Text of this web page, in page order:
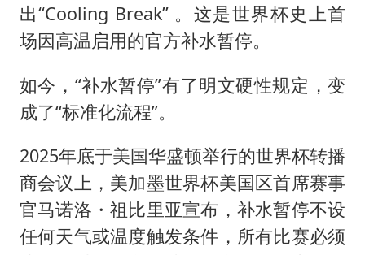
出“Cooling Break” 。这是世界杯史上首
场因高温启用的官方补水暂停。
如今，“补水暂停”有了明文硬性规定，变
成了“标准化流程”。
2025年底于美国华盛顿举行的世界杯转播
商会议上，美加墨世界杯美国区首席赛事
官马诺洛・祖比里亚宣布，补水暂停不设
任何天气或温度触发条件，所有比赛必须